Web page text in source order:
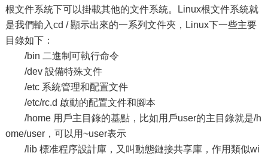
根文件系統下可以掛載其他的文件系統。Linux根文件系統就
是我們輸入cd / 顯示出來的一系列文件夾，Linux下一些主要
目錄如下：
/bin 二進制可執行命令
/dev 設備特殊文件
/etc 系統管理和配置文件
/etc/rc.d 啟動的配置文件和腳本
/home 用戶主目錄的基點，比如用戶user的主目錄就是/h
ome/user，可以用~user表示
/lib 標准程序設計庫，又叫動態鏈接共享庫，作用類似wi